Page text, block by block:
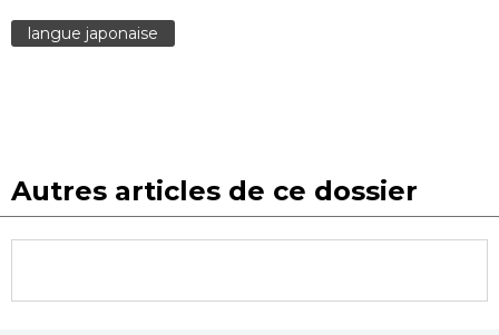
langue japonaise
Autres articles de ce dossier